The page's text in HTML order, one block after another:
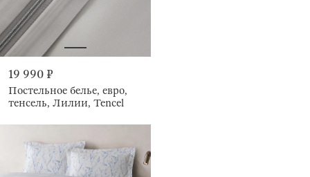
19 990 ₽
Постельное белье, евро,
тенсель, Лилии, Tencel